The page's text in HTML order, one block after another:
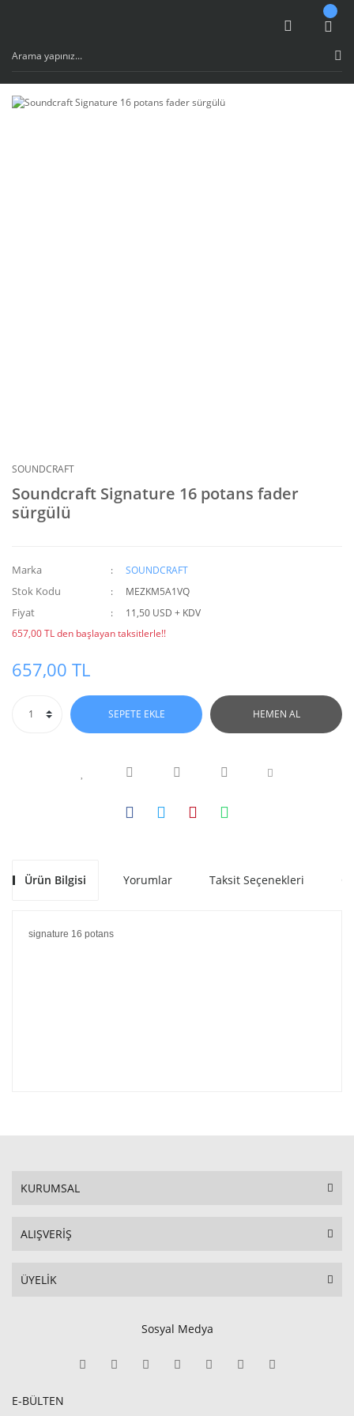
SOUNDCRAFT
Soundcraft Signature 16 potans fader
sürgülü
Marka SOUNDCRAFT
Stok Kodu MEZKM5A1VQ
Fiyat
11,50 USD + KDV
657,00 TL den başlayan taksitlerle!!
657,00 TL
SEPETE EKLE HEMEN AL
Ürün Bilgisi Yorumlar Taksit Seçenekleri
signature 16 potans
KURUMSAL
ALIŞVERİŞ
ÜYELİK
Sosyal Medya
E-BÜLTEN